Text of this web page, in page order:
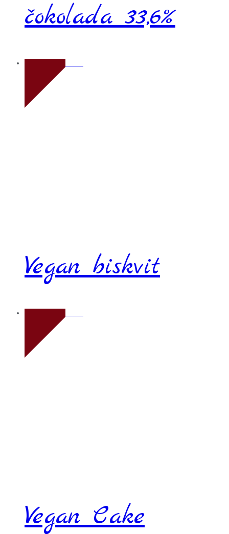
čokolada 33,6%
Vegan biskvit
Vegan Cake